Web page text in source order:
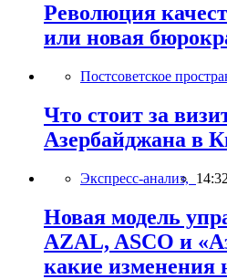
Революция
или новая
Постсоветское
Что стоит за
Азербайджана в
Экспресс-анализ, 14:32
Новая модель
AZAL, ASCO и
какие изменения